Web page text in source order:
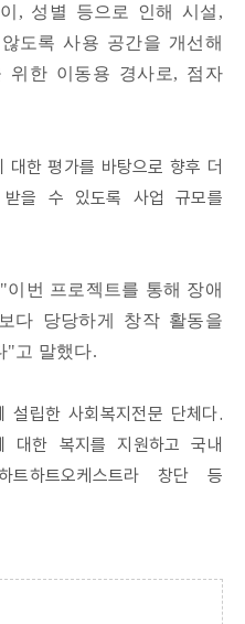
, 성별 등으로 인해 시설,
도록 사용 공간을 개선해
위한 이동용 경사로, 점자
대한 평가를 바탕으로 향후 더
을 수 있도록 사업 규모를
번 프로젝트를 통해 장애
다 당당하게 창작 활동을
"고 말했다.
설립한 사회복지전문 단체다.
대한 복지를 지원하고 국내
트하트오케스트라 창단 등